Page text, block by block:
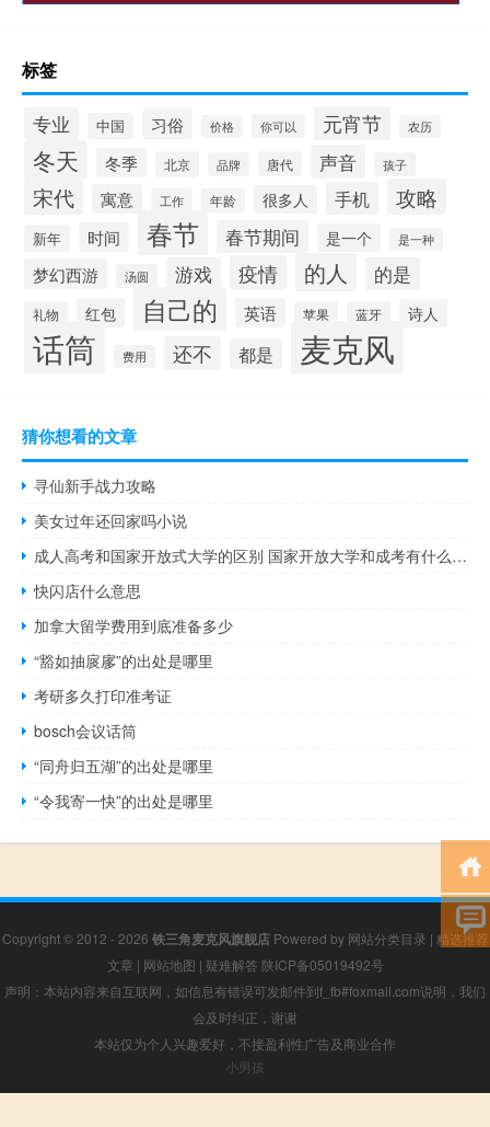
标签
专业 中国 习俗 价格 你可以 元宵节 农历
冬天 冬季 北京 品牌 唐代 声音 孩子
宋代 寓意 工作 年龄 很多人 手机 攻略
新年 时间 春节 春节期间 是一个 是一种
梦幻西游 汤圆 游戏 疫情 的人 的是
礼物 红包 自己的 英语 苹果 蓝牙 诗人
话筒 费用 还不 都是 麦克风
猜你想看的文章
寻仙新手战力攻略
美女过年还回家吗小说
成人高考和国家开放式大学的区别 国家开放大学和成考有什么区别
快闪店什么意思
加拿大留学费用到底准备多少
“豁如抽扊扅”的出处是哪里
考研多久打印准考证
bosch会议话筒
“同舟归五湖”的出处是哪里
“令我寄一快”的出处是哪里
Copyright © 2012 - 2026 铁三角麦克风旗舰店Powered by 网站分类目录 | 精选推荐
文章 | 网站地图 | 疑难解答 陕ICP备05019492号
声明：本站内容来自互联网，如信息有错误可发邮件到f_fb#foxmail.com说明，我们
会及时纠正，谢谢
本站仅为个人兴趣爱好，不接盈利性广告及商业合作
小男孩